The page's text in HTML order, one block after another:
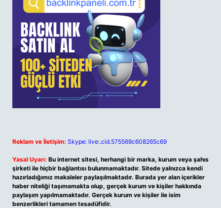
Reklam ve İletişim: Skype: live:.cid.575569c608265c69
Yasal Uyarı: Bu internet sitesi, herhangi bir marka, kurum veya şahıs
şirketi ile hiçbir bağlantısı bulunmamaktadır. Sitede yalnızca kendi
hazırladığımız makaleler paylaşılmaktadır. Burada yer alan içerikler
haber niteliği taşımamakta olup, gerçek kurum ve kişiler hakkında
paylaşım yapılmamaktadır. Gerçek kurum ve kişiler ile isim
benzerlikleri tamamen tesadüfidir.